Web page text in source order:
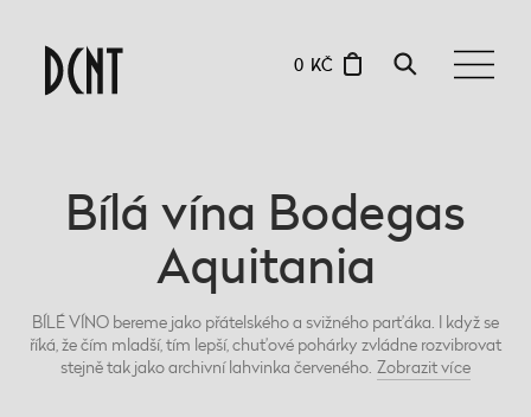
0 KČ
Bílá vína Bodegas
Aquitania
BÍLÉ VÍNO bereme jako přátelského a svižného parťáka. I když se
říká, že čím mladší, tím lepší, chuťové pohárky zvládne rozvibrovat
stejně tak jako archivní lahvinka červeného. Zobrazitvíce